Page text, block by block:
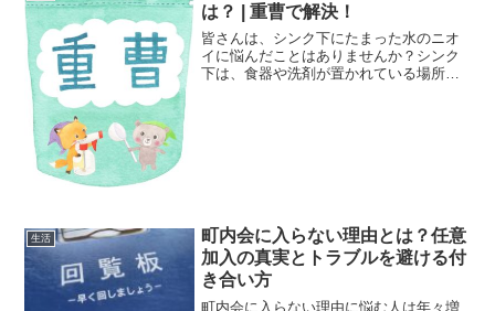
は？ | 重曹で解決！
皆さんは、シンク下にたまった水のニオ
イに悩んだことはありませんか？シンク
下は、食器や洗剤が置かれている場所な
生活
町内会に入らない理由とは？任意
加入の真実とトラブルを避ける付
き合い方
町内会に入らない理由に悩む人は年々増